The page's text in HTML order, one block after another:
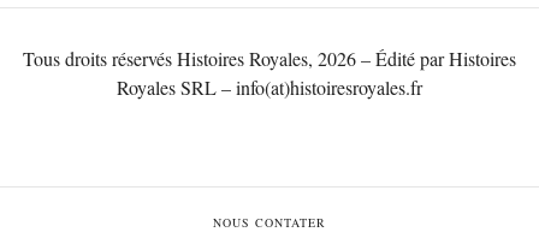
Tous droits réservés Histoires Royales, 2026 – Édité par Histoires
Royales SRL – info(at)histoiresroyales.fr
NOUS CONTATER